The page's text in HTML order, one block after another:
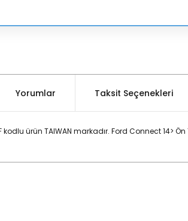
Yorumlar Taksit Seçenekleri
kodlu ürün TAIWAN markadır. Ford Connect